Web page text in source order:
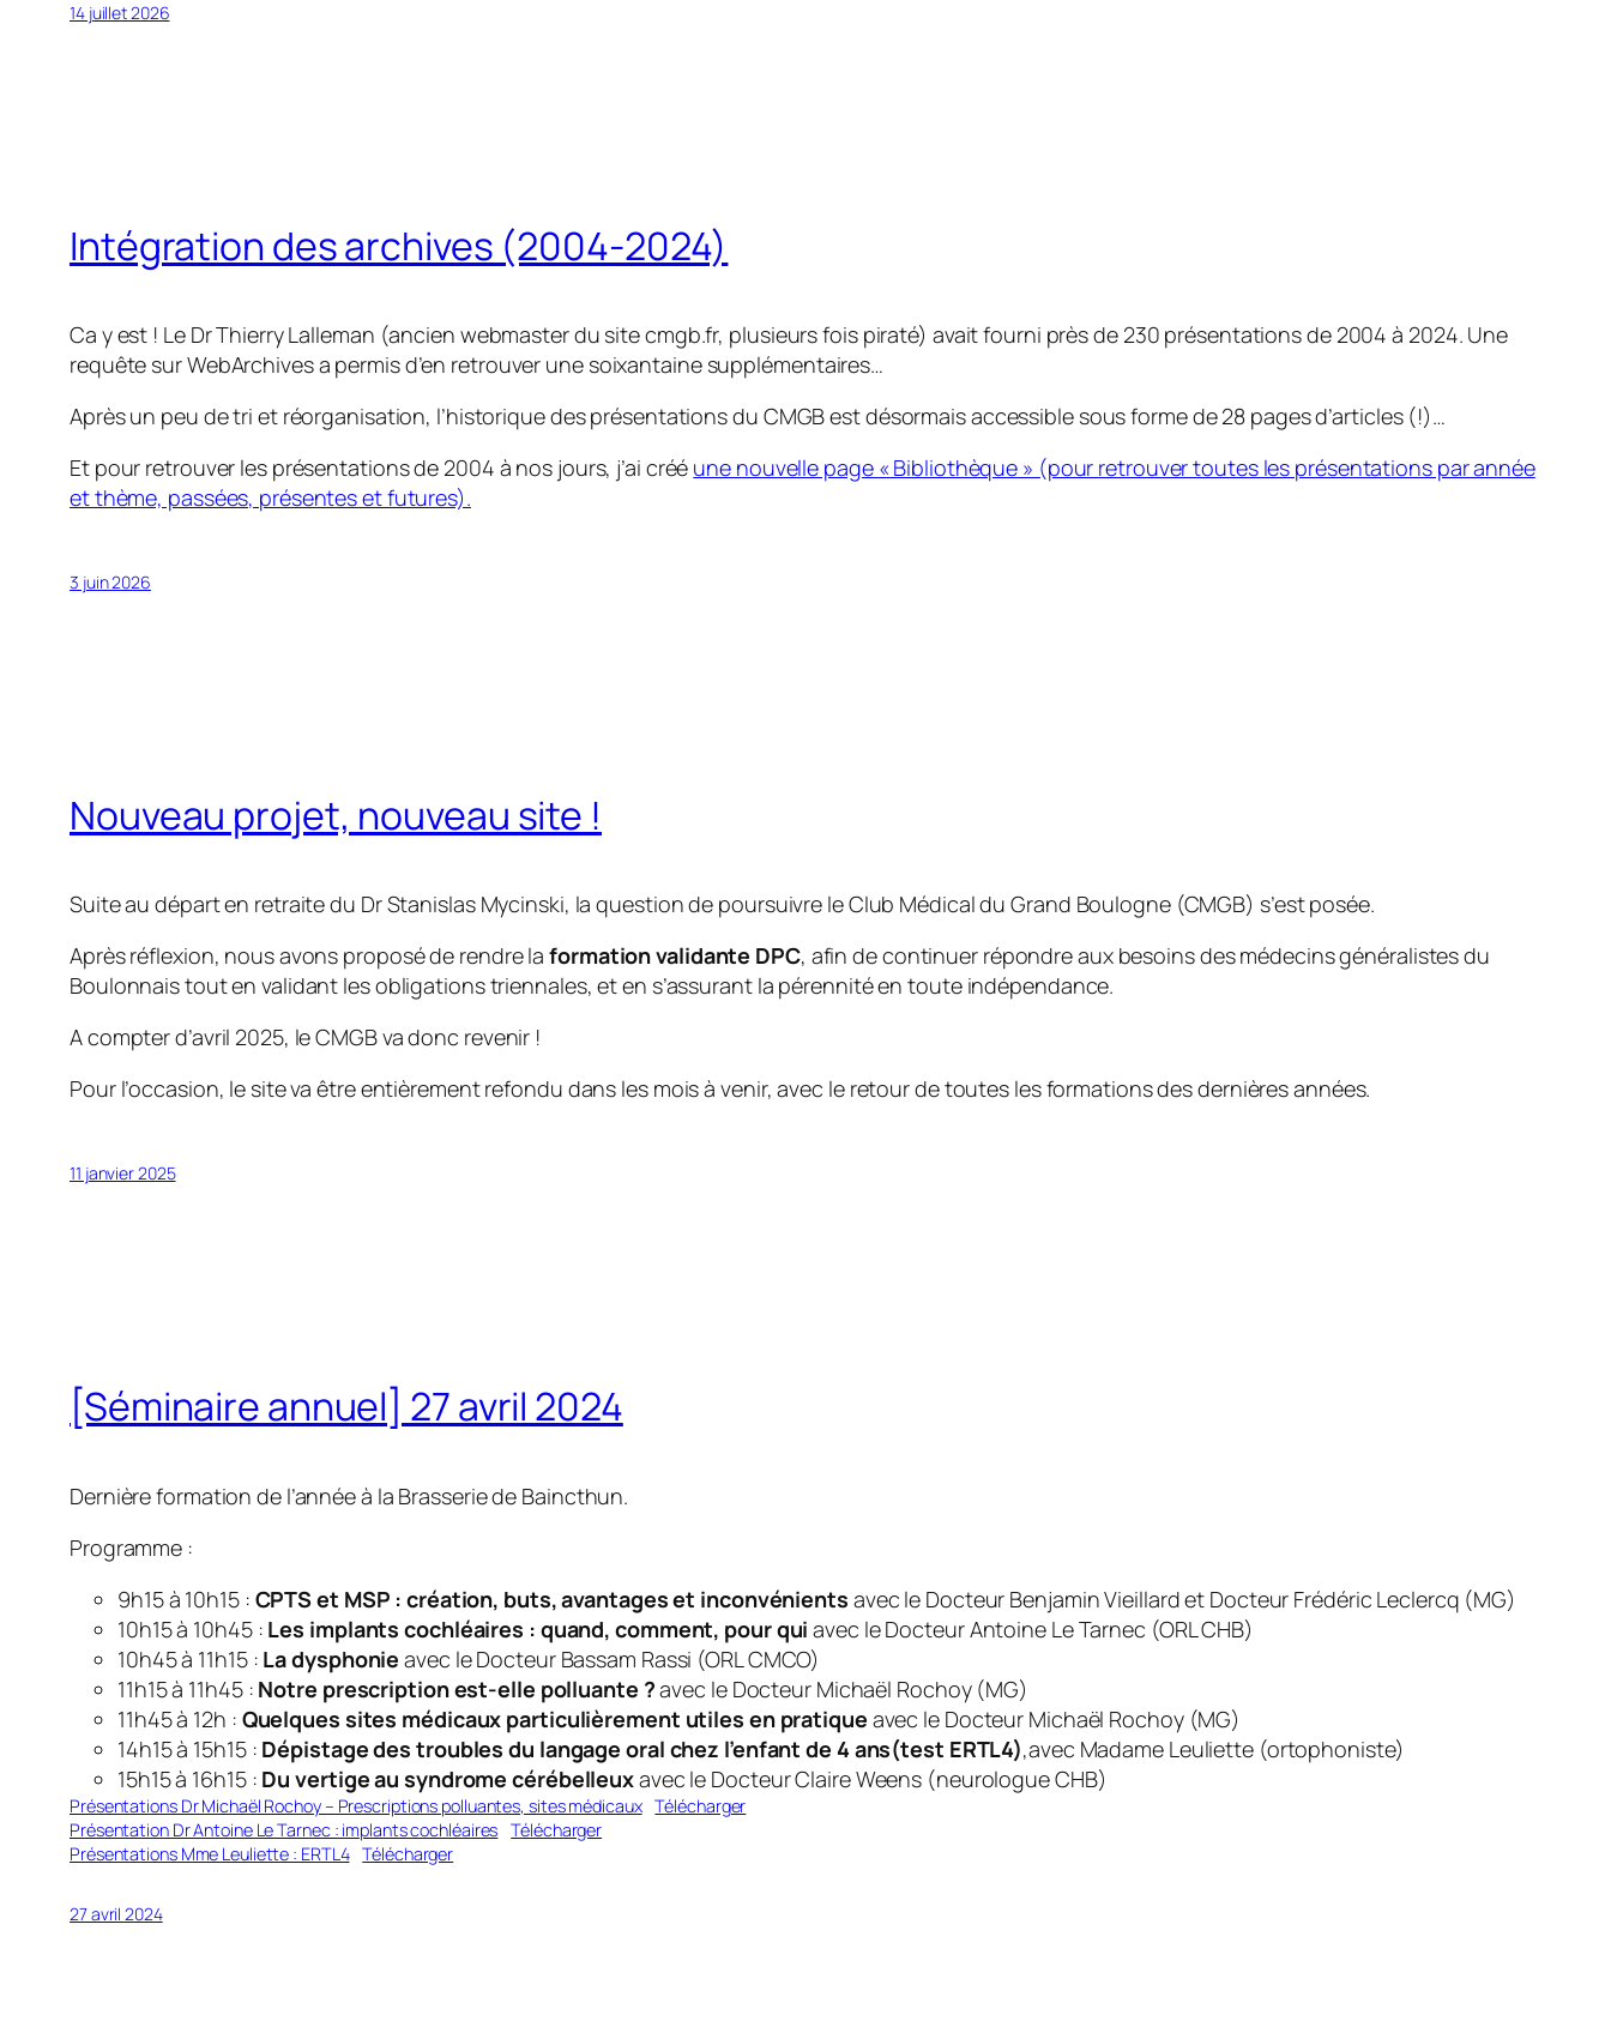
14 juillet 2026
Intégration des archives (2004-2024)
Ca y est ! Le Dr Thierry Lalleman (ancien webmaster du site cmgb.fr, plusieurs fois piraté) avait fourni près de 230 présentations de 2004 à 2024. Une
requête sur WebArchives a permis d’en retrouver une soixantaine supplémentaires…
Après un peu de tri et réorganisation, l’historique des présentations du CMGB est désormais accessible sous forme de 28 pages d’articles (!)…
Et pour retrouver les présentations de 2004 à nos jours, j’ai créé une nouvelle page « Bibliothèque » (pour retrouver toutes les présentations par année
et thème, passées, présentes et futures).
3 juin 2026
Nouveau projet, nouveau site !
Suite au départ en retraite du Dr Stanislas Mycinski, la question de poursuivre le Club Médical du Grand Boulogne (CMGB) s’est posée.
Après réflexion, nous avons proposé de rendre la formation validante DPC, afin de continuer répondre aux besoins des médecins généralistes du
Boulonnais tout en validant les obligations triennales, et en s’assurant la pérennité en toute indépendance.
A compter d’avril 2025, le CMGB va donc revenir !
Pour l’occasion, le site va être entièrement refondu dans les mois à venir, avec le retour de toutes les formations des dernières années.
11 janvier 2025
[Séminaire annuel] 27 avril 2024
Dernière formation de l’année à la Brasserie de Baincthun.
Programme :
9h15 à 10h15 : CPTS et MSP : création, buts, avantages et inconvénients avec le Docteur Benjamin Vieillard et Docteur Frédéric Leclercq (MG)
10h15 à 10h45 : Les implants cochléaires : quand, comment, pour qui avec le Docteur Antoine Le Tarnec (ORL CHB)
10h45 à 11h15 : Ladysphonie avec le Docteur Bassam Rassi (ORL CMCO)
11h15 à 11h45 : Notre prescription est-elle polluante ?avec le Docteur Michaël Rochoy (MG)
11h45 à 12h : Quelques sites médicaux particulièrement utiles en pratique avec le Docteur Michaël Rochoy (MG)
14h15 à 15h15 : Dépistage des troubles du langage oral chez l’enfant de 4 ans(test ERTL4),avec Madame Leuliette (ortophoniste)
15h15 à 16h15 : Du vertige au syndrome cérébelleuxavec le Docteur Claire Weens (neurologue CHB)
Présentations Dr Michaël Rochoy – Prescriptions polluantes, sites médicaux Télécharger
Présentation Dr Antoine Le Tarnec : implants cochléaires Télécharger
Présentations Mme Leuliette : ERTL4 Télécharger
27 avril 2024